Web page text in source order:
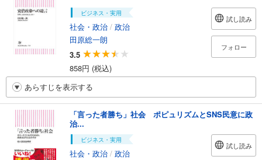
ビジネス・実用
社会・政治 / 政治
田原総一朗
3.5
858円 (税込)
試し読み
フォロー
あらすじを表示する
「言った者勝ち」社会 ポピュリズムとSNS民意に政
治...
ビジネス・実用
社会・政治 / 政治
試し読み